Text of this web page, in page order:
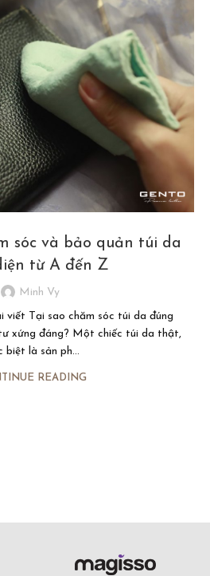
sóc và bảo quản túi da
từ A đến Z
Minh Vy
viết Tại sao chăm sóc túi da đúng
xứng đáng? Một chiếc túi da thật,
biệt là sản ph...
READING